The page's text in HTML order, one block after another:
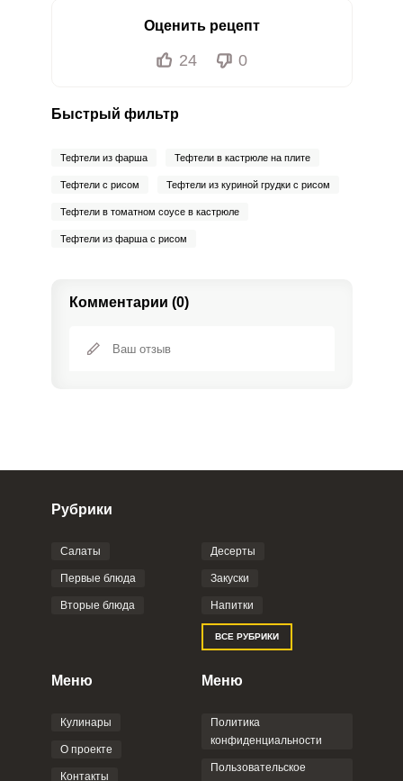
Оценить рецепт
24 0
Быстрый фильтр
Тефтели из фарша Тефтели в кастрюле на плите
Тефтели с рисом Тефтели из куриной грудки с рисом
Тефтели в томатном соусе в кастрюле
Тефтели из фарша с рисом
Комментарии (0)
Фото до 4 шт, до 5 mb
Отправляя эту форму, вы соглашаетесь с
Политикой
Пользовательским
соглашением
Рубрики
Салаты
Первые блюда
Вторые блюда
Десерты
Закуски
Напитки
ВСЕ РУБРИКИ
Меню
Кулинары
О проекте
Контакты
Меню
Политика
конфиденциальности
Пользовательское